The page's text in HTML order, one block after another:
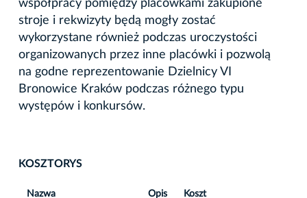
współpracy pomiędzy placówkami zakupione
stroje i rekwizyty będą mogły zostać
wykorzystane również podczas uroczystości
organizowanych przez inne placówki i pozwolą
na godne reprezentowanie Dzielnicy VI
Bronowice Kraków podczas różnego typu
występów i konkursów.
KOSZTORYS
Nazwa Opis Koszt